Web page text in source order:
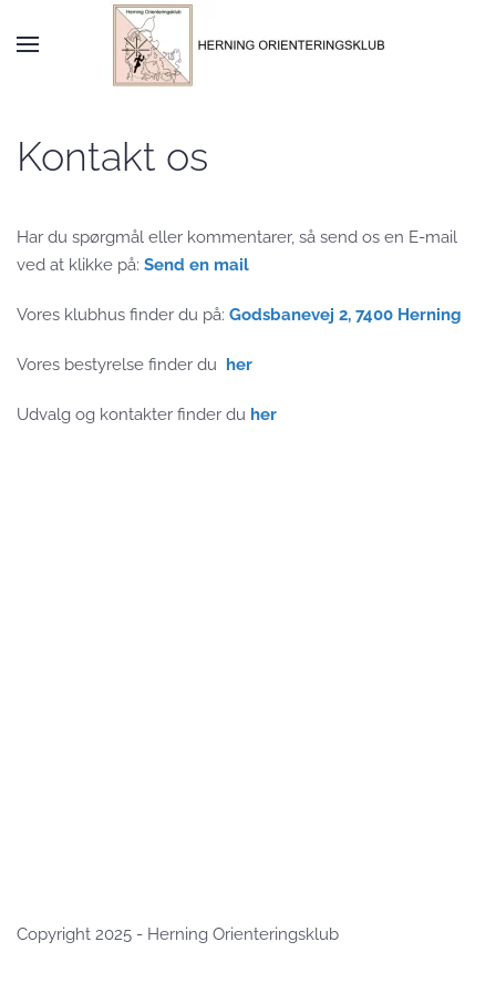
Skip to main content
Kontakt os
Har du spørgmål eller kommentarer, så send os en E-mail
ved at klikke på: Send en mail
Vores klubhus finder du på: Godsbanevej 2, 7400 Herning
Vores bestyrelse finder du her
Udvalg og kontakter finder du her
Copyright 2025 - Herning Orienteringsklub